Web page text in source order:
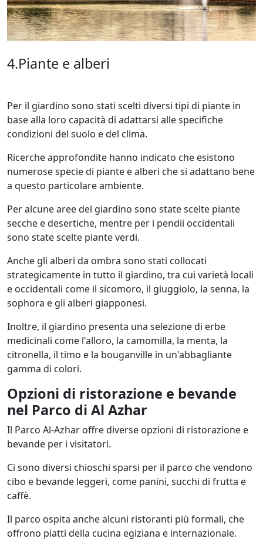
4.Piante e alberi
Per il giardino sono stati scelti diversi tipi di piante in
base alla loro capacità di adattarsi alle specifiche
condizioni del suolo e del clima.
Ricerche approfondite hanno indicato che esistono
numerose specie di piante e alberi che si adattano bene
a questo particolare ambiente.
Per alcune aree del giardino sono state scelte piante
secche e desertiche, mentre per i pendii occidentali
sono state scelte piante verdi.
Anche gli alberi da ombra sono stati collocati
strategicamente in tutto il giardino, tra cui varietà locali
e occidentali come il sicomoro, il giuggiolo, la senna, la
sophora e gli alberi giapponesi.
Inoltre, il giardino presenta una selezione di erbe
medicinali come l'alloro, la camomilla, la menta, la
citronella, il timo e la bouganville in un'abbagliante
gamma di colori.
Opzioni di ristorazione e bevande
nel Parco di Al Azhar
Il Parco Al-Azhar offre diverse opzioni di ristorazione e
bevande per i visitatori.
Ci sono diversi chioschi sparsi per il parco che vendono
cibo e bevande leggeri, come panini, succhi di frutta e
caffè.
Il parco ospita anche alcuni ristoranti più formali, che
offrono piatti della cucina egiziana e internazionale.